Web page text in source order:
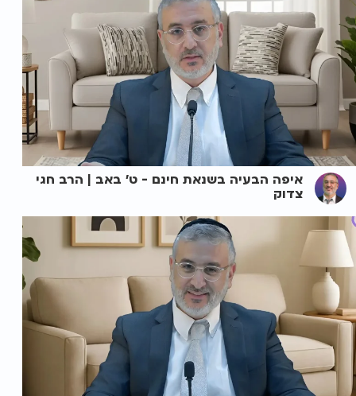
איפה הבעיה בשנאת חינם - ט' באב | הרב חגי
צדוק